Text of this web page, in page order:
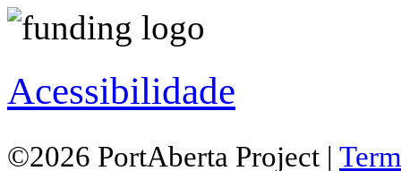
Acessibilidade
©2026 PortAberta Project |